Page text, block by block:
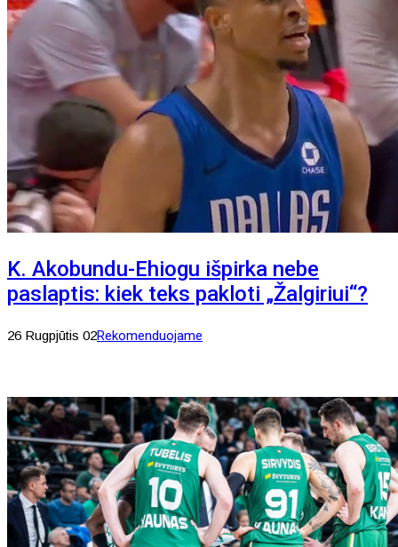
K. Akobundu-Ehiogu išpirka nebe
paslaptis: kiek teks pakloti „Žalgiriui“?
26 Rugpjūtis 02Rekomenduojame